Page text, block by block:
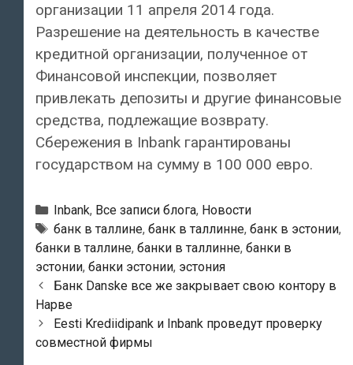
организации 11 апреля 2014 года.
Разрешение на деятельность в качестве
кредитной организации, полученное от
Финансовой инспекции, позволяет
привлекать депозиты и другие финансовые
средства, подлежащие возврату.
Сбережения в Inbank гарантированы
государством на сумму в 100 000 евро.
Рубрики
Inbank, Все записи блога, Новости
Тэги
банк в таллине, банк в таллинне, банк в эстонии,
банки в таллине, банки в таллинне, банки в
эстонии, банки эстонии, эстония
Навигация
по
записям
Банк Danske все же закрывает свою контору в
Нарве
Eesti Krediidipank и Inbank проведут проверку
совместной фирмы